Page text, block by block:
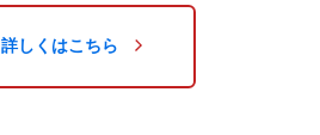
詳しくはこちら